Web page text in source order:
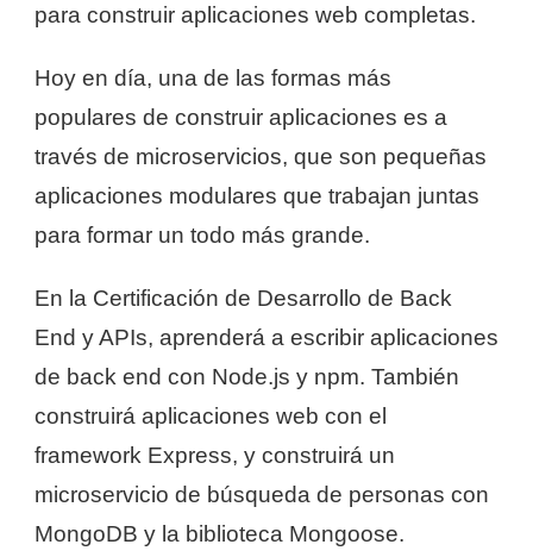
para construir aplicaciones web completas.
Hoy en día, una de las formas más
populares de construir aplicaciones es a
través de microservicios, que son pequeñas
aplicaciones modulares que trabajan juntas
para formar un todo más grande.
En la Certificación de Desarrollo de Back
End y APIs, aprenderá a escribir aplicaciones
de back end con Node.js y npm. También
construirá aplicaciones web con el
framework Express, y construirá un
microservicio de búsqueda de personas con
MongoDB y la biblioteca Mongoose.